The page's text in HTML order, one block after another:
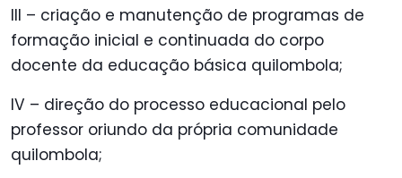
III – criação e manutenção de programas de
formação inicial e continuada do corpo
docente da educação básica quilombola;
IV – direção do processo educacional pelo
professor oriundo da própria comunidade
quilombola;